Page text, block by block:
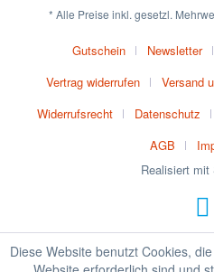
* Alle Preise inkl. gesetzl.
Gutschein Newsletter
Vertrag widerrufen
Versand
Widerrufsrecht
Datenschutz
AGB
Realisiert mit
Diese Website benutzt Cookies,